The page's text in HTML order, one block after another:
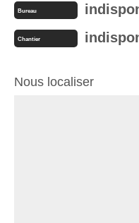
Bureau
Chantier
Nous localiser